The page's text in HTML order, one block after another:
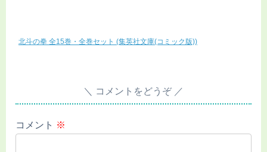
北斗の拳 全15巻・全巻セット (集英社文庫(コミック版))
コメントをどうぞ
コメント ※